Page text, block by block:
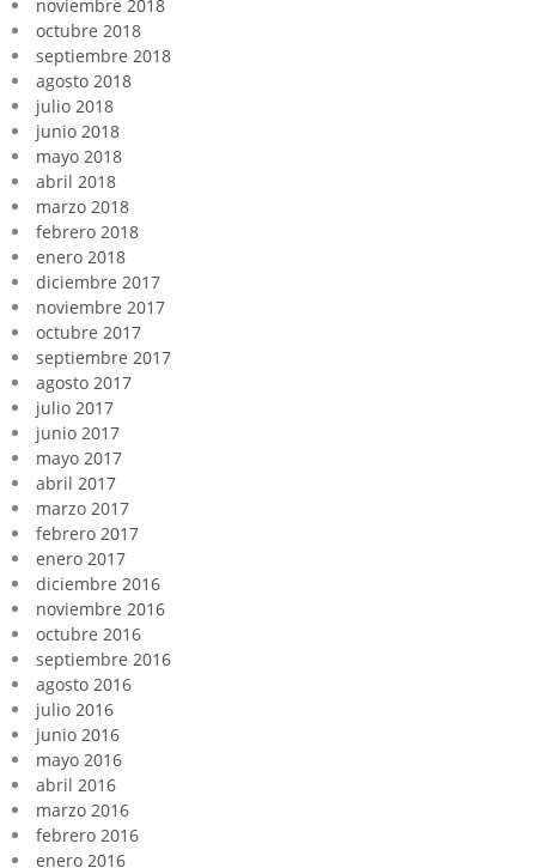
noviembre 2018
octubre 2018
septiembre 2018
agosto 2018
julio 2018
junio 2018
mayo 2018
abril 2018
marzo 2018
febrero 2018
enero 2018
diciembre 2017
noviembre 2017
octubre 2017
septiembre 2017
agosto 2017
julio 2017
junio 2017
mayo 2017
abril 2017
marzo 2017
febrero 2017
enero 2017
diciembre 2016
noviembre 2016
octubre 2016
septiembre 2016
agosto 2016
julio 2016
junio 2016
mayo 2016
abril 2016
marzo 2016
febrero 2016
enero 2016